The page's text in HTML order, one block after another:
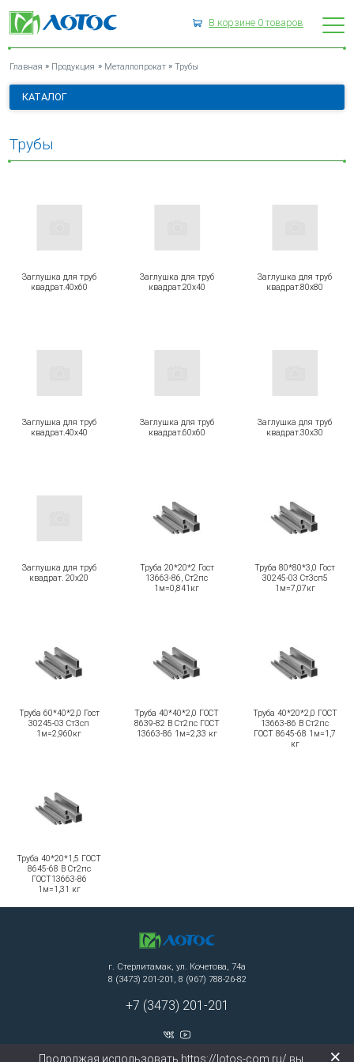
В корзине 0товаров
ТРУБЫ
Главная » Продукция » Металлопрокат » Трубы
КАТАЛОГ
Трубы
Заглушка для труб
квадрат.40х60
Заглушка для труб
квадрат.20х40
Заглушка для труб
квадрат.80х80
Заглушка для труб
квадрат.40х40
Заглушка для труб
квадрат.60х60
Заглушка для труб
квадрат.30х30
Заглушка для труб
квадрат. 20х20
Труба 20*20*2 Гост
13663-86, Ст2пс
1м=0,841кг
Труба 80*80*3,0 Гост
30245-03 Ст3сп5
1м=7,07кг
Труба 60*40*2,0 Гост
30245-03 Ст3сп
1м=2,960кг
Труба 40*40*2,0 ГОСТ
8639-82 В Ст2пс ГОСТ
13663-86 1м=2,33 кг
Труба 40*20*2,0 ГОСТ
13663-86 В Ст2пс
ГОСТ 8645-68 1м=1,7
кг
Труба 40*20*1,5 ГОСТ
8645-68 В Ст2пс
ГОСТ13663-86
1м=1,31 кг
г. Стерлитамак, ул. Кочетова, 74а
8 (3473) 201-201, 8 (967) 788-26-82
+7 (3473) 201-201
Продолжая использовать https://lotos-com.ru/ вы ×